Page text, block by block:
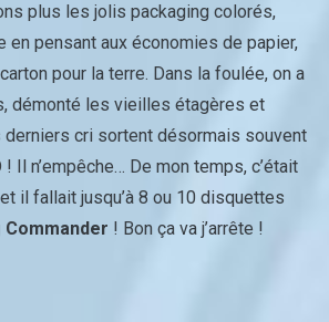
plus les jolis packaging colorés,
en pensant aux économies de papier,
pour la terre. Dans la foulée, on a
démonté les vieilles étagères et
derniers cri sortent désormais souvent
Il n’empêche… De mon temps, c’était
il fallait jusqu’à 8 ou 10 disquettes
Commander ! Bon ça va j’arrête !